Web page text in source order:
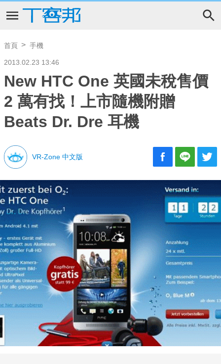
首頁 手機
2013.02.23 13:46
New HTC One 英國未稅售價
2 萬有找！上市隨機附贈
Beats Dr. Dre 耳機
VR-Zone 中文版